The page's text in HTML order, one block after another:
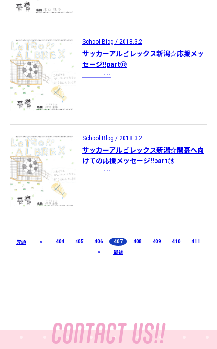
School Blog / 2018.3.2
サッカーアルビレックス新潟☆応援メッ
セージ!!part⑲
･･･
School Blog / 2018.3.2
サッカーアルビレックス新潟☆開幕へ向
けての応援メッセージ!!part⑲
･･･
先頭 « 404 405 406 407 408 409 410
411
»
最後
CONTACT US!!